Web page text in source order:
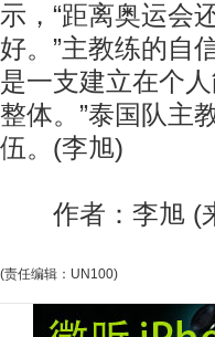
示，“距离奥运会
好。”主教练的自
是一支建立在个
整体。”泰国队主
伍。(李旭)
作者：李旭 (
(责任编辑：UN100)